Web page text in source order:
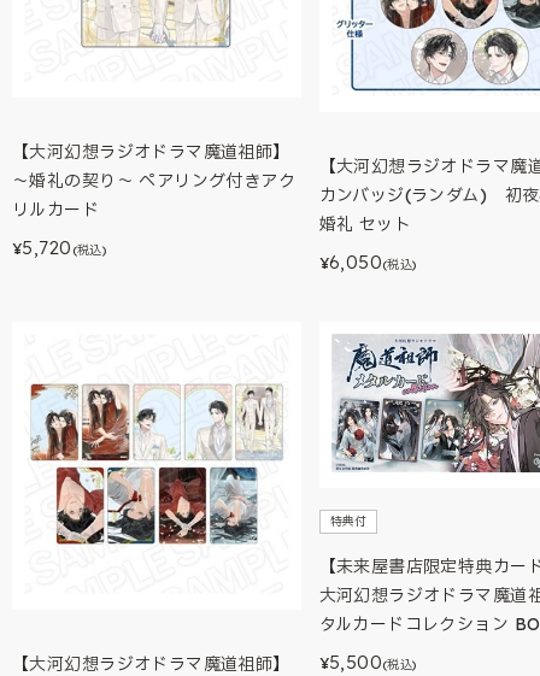
【大河幻想ラジオドラマ魔道祖師】
～婚礼の契り～ ペアリング付きアク
リルカード
¥5,720 (税込)
【大河幻想ラジオドラマ魔
カンバッジ(ランダム) 初
婚礼 セット
¥6,050(税込)
【大河幻想ラジオドラマ魔道祖師】
特典付
【未来屋書店限定特典カー
大河幻想ラジオドラマ魔
タルカードコレクション
¥5,500(税込)